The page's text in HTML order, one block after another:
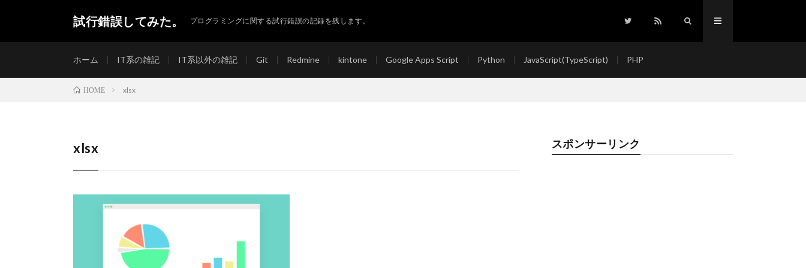
試行錯誤してみた。 プログラミングに関する試行錯誤の記録を残します。
ホーム IT系の雑記 IT系以外の雑記 Git Redmine kintone Google Apps Script Python JavaScript(TypeScript) PHP
HOME xlsx
xlsx スポンサーリンク